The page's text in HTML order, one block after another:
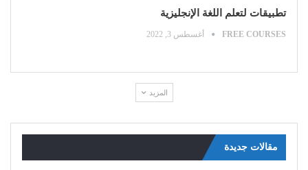
تطبيقات لتعلم اللغة الإنجليزية
FREE COURSES أغسطس 3, 2022
المزيد
مقالات جديدة